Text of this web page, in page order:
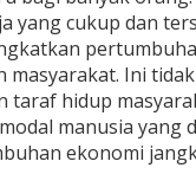
yang cukup dan
masyarakat. Ini
taraf hidup
manusia yang
ekonomi